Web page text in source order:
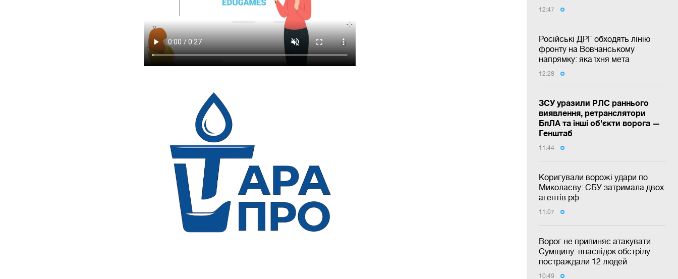
12:47
Російські ДРГ обходять лінію
фронту на Вовчанському
напрямку: яка їхня мета
12:28
ЗСУ уразили РЛС раннього
виявлення, ретранслятори
БпЛА та інші об'єкти ворога —
Генштаб
11:44
Коригували ворожі удари по
Миколаєву: СБУ затримала двох
агентів рф
11:07
Ворог не припиняє атакувати
Сумщину: внаслідок обстрілу
постраждали 12 людей
10:49